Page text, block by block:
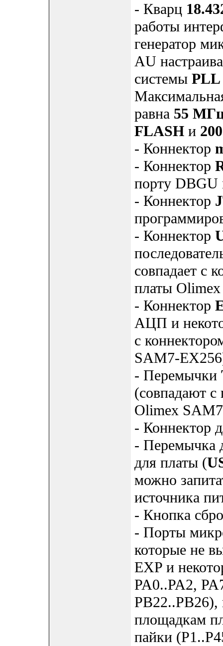
- Кварц
работы
генератор
AU
системы PLL
равна 55
FLASHи
- Коннектор
- Коннектор
порту DBGU
- Коннектор
- Коннектор
совпадает с
платы
- Коннектор
АЦП и
с
SAM7-
- Перемычки
(совпадают
Olimex
- Коннектор
- Перемычка
для платы (
можно
источника
- Кнопка
- Порты
которые не
EXP и
PA0..PA2,
площадкам
пайки